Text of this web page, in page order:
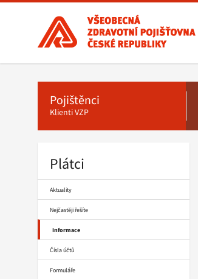
Všeobecná
zdravotní
pojišťovna
ČR,
hlavní
stránka
Pojištěnci
Klienti VZP
Plátci
Aktuality
Nejčastěji řešíte
Informace
Čísla účtů
Formuláře